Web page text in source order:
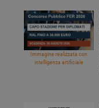
Immagine realizzata con
intelligenza artificiale